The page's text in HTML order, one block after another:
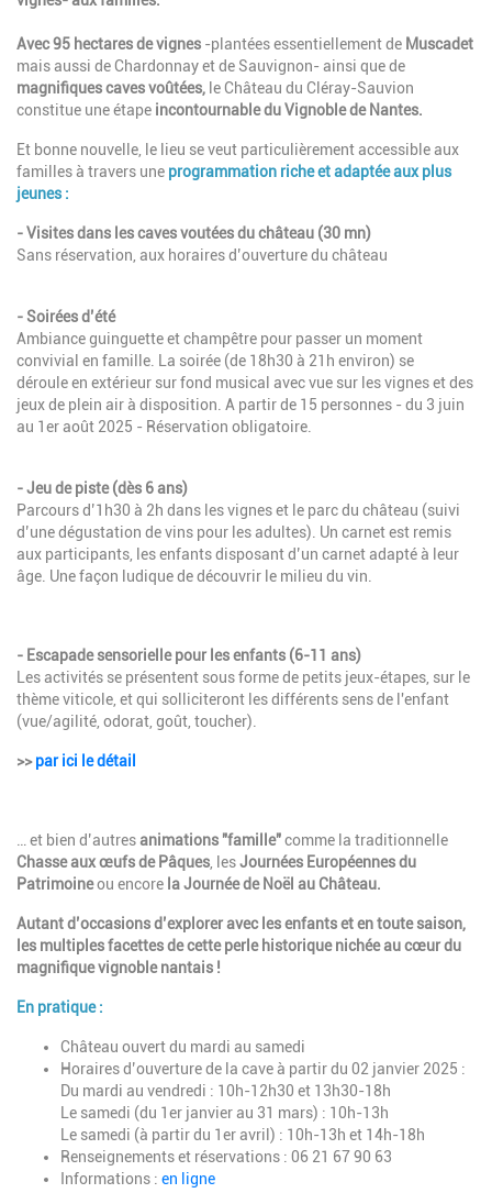
Avec95 hectaresde vignes -plantées essentiellement de Muscadet
mais aussi de Chardonnay et de Sauvignon- ainsi que de
magnifiques caves voûtées, le Château du Cléray-Sauvion
constitue une étape incontournable du Vignoble de Nantes.
Et bonne nouvelle, le lieu se veut particulièrement accessible aux
familles à travers une programmation riche et adaptée aux plus
jeunes :
- Visites dans les caves voutées du château (30 mn)
Sans réservation, aux horaires d’ouverture du château
- Soirées d’été
Ambiance guinguette et champêtre pour passer un moment
convivial en famille. La soirée (de 18h30 à 21h environ) se
déroule en extérieur sur fond musical avec vue sur les vignes et des
jeux de plein air à disposition. A partir de 15 personnes - du 3 juin
au 1er août 2025 - Réservation obligatoire.
- Jeu de piste (dès 6 ans)
Parcours d’1h30 à 2h dans les vignes et le parc du château (suivi
d’une dégustation de vins pour les adultes). Un carnet est remis
aux participants, les enfants disposant d’un carnet adapté à leur
âge. Une façon ludique de découvrir le milieu du vin.
- Escapade sensorielle pour les enfants (6-11 ans)
Les activités se présentent sous forme de petits jeux-étapes, sur le
thème viticole, et qui solliciteront les différents sens de l'enfant
(vue/agilité, odorat, goût, toucher).
>>par ici le détail
… et bien d’autresanimations "famille"comme la traditionnelle
Chasse aux œufs de Pâques , lesJournées Européennes du
Patrimoineou encore la Journée de Noël au Château.
Autant d’occasions d’explorer avec les enfants et en toute saison,
les multiples facettes de cette perle historique nichée au cœur du
magnifique vignoble nantais !
En pratique :
Château ouvert du mardi au samedi
Horaires d’ouverture de la cave à partir du 02 janvier 2025 :
Du mardi au vendredi : 10h-12h30 et 13h30-18h
Le samedi (du 1er janvier au 31 mars) : 10h-13h
Le samedi (à partir du 1er avril) : 10h-13h et 14h-18h
Renseignements et réservations : 06 21 67 90 63
Informations : en ligne